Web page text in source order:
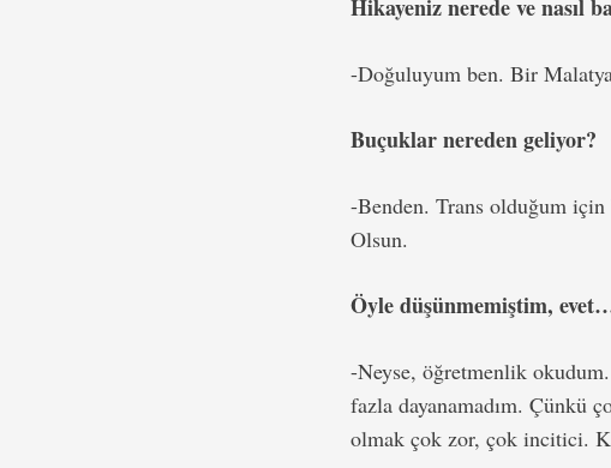
Hikayeniz nerede ve nasıl
-Doğuluyum ben. Bir
Buçuklar nereden geliyor?
-Benden. Trans olduğum için
Olsun.
Öyle düşünmemiştim,
-Neyse, öğretmenlik okudum.
fazla dayanamadım. Çünkü
olmak çok zor, çok incitici.